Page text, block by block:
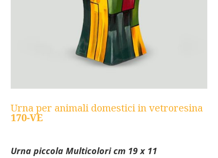
Urna per animali domestici in vetroresina
170-VE
Urna piccola Multicolori cm 19 x 11